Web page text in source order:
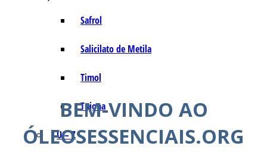
Safrol
Salicilato de Metila
Timol
Tujona
U – Z
BEM-VINDO AO
ÓLEOSESSENCIAIS.ORG